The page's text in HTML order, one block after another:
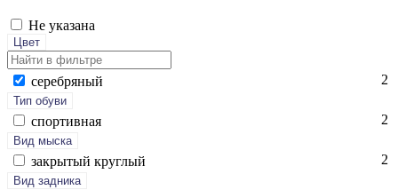
Не указана
Цвет
се­реб­ря­ный 2
Тип обуви
спор­тивная 2
Вид мыска
зак­ры­тый круг­лый 2
Вид задника